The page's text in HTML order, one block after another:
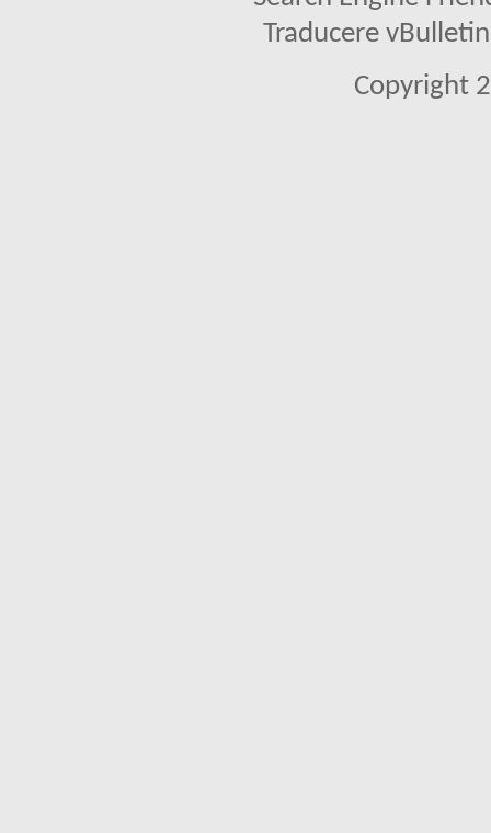
Traducere
Copyright